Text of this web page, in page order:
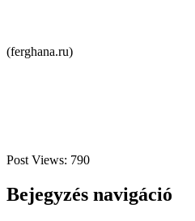
(ferghana.ru)
Post Views: 790
Bejegyzés navigáció